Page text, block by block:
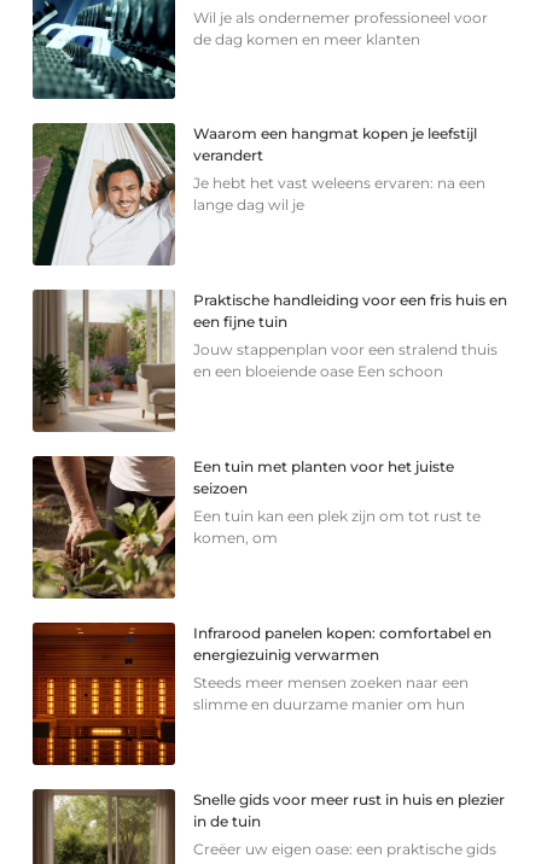
Wil je als ondernemer professioneel voor
de dag komen en meer klanten
Waarom een hangmat kopen je leefstijl
verandert
Je hebt het vast weleens ervaren: na een
lange dag wil je
Praktische handleiding voor een fris huis en
een fijne tuin
Jouw stappenplan voor een stralend thuis
en een bloeiende oase Een schoon
Een tuin met planten voor het juiste
seizoen
Een tuin kan een plek zijn om tot rust te
komen, om
Infrarood panelen kopen: comfortabel en
energiezuinig verwarmen
Steeds meer mensen zoeken naar een
slimme en duurzame manier om hun
Snelle gids voor meer rust in huis en plezier
in de tuin
Creëer uw eigen oase: een praktische gids